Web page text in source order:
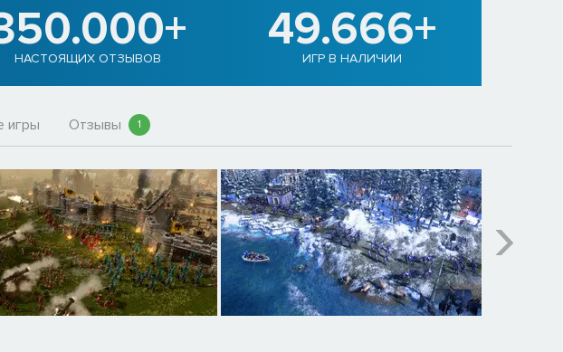
НАСТОЯЩИХ ОТЗЫВОВ
49.666+
ИГР В НАЛИЧИИ
игры Отзывы 1